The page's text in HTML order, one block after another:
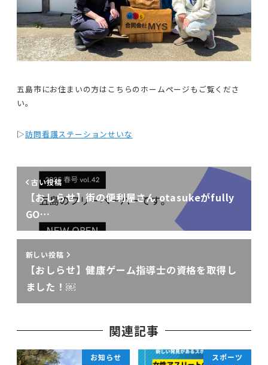
五島市にお住まいの方はこちらのホームページもご覧くださ
い。
▷訪問看護ステーションせいな
古い投稿
【おしらせ】街の便利屋さん otasukeがfully
GO…
新しい投稿
【おしらせ】健康ゲーム指導士の資格を取得し
ました！￼
関連記事
お知らせ スポーツ